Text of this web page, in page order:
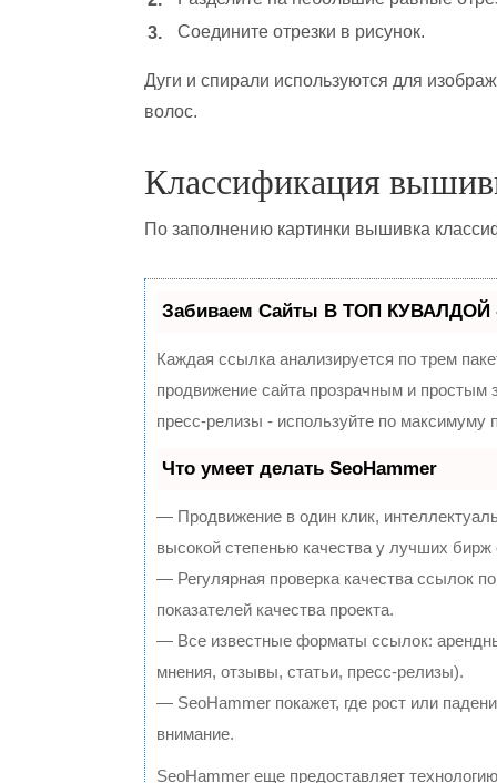
Соедините отрезки в рисунок.
Дуги и спирали используются для
волос.
Классификация
По заполнению картинки вышивка
Забиваем Сайты В ТОП КУВАЛДОЙ -
Каждая ссылка анализируется по трем
продвижение сайта прозрачным и
пресс-релизы - используйте по
Что умеет делать SeoHammer
— Продвижение в один клик,
высокой степенью качества у лучших бирж
— Регулярная проверка качества ссылок
показателей качества проекта.
— Все известные форматы ссылок:
мнения, отзывы, статьи, пресс-релизы).
— SeoHammer покажет, где рост или
внимание.
SeoHammer еще предоставляет